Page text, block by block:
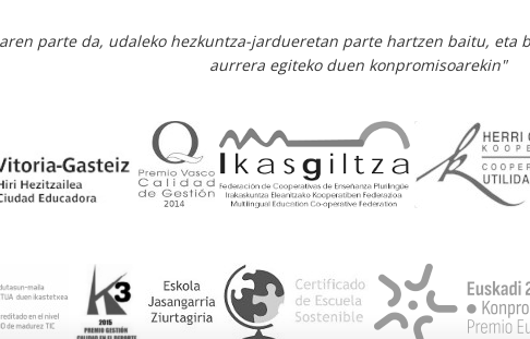
parte da, udaleko hezkuntza-jardueretan parte hartzen baitu,
aurrera egiteko duen konpromisoarekin"